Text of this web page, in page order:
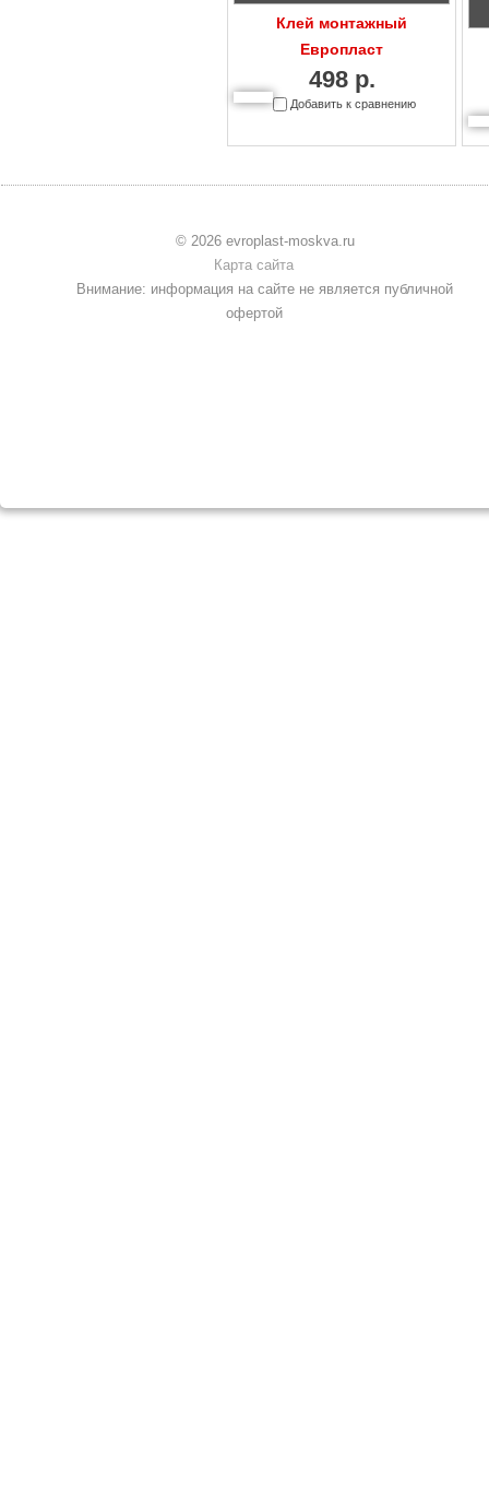
Клей монтажный
Европласт
498 р.
Добавить к сравнению
© 2026 evroplast-moskva.ru
Карта сайта
Внимание: информация на сайте не является публичной
офертой